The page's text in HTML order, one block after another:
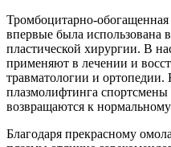
Тромбоцитарно-обогащенная
впервые была использована
пластической хирургии. В
применяют в лечении и
травматологии и
плазмолифтинга спортсмены
возвращаются к
Благодаря прекрасному